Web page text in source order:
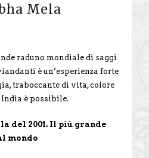
Mela
raduno mondiale di saggi
è un’esperienza forte
traboccante di vita, colore
è possibile.
del 2001. Il più grande
mondo